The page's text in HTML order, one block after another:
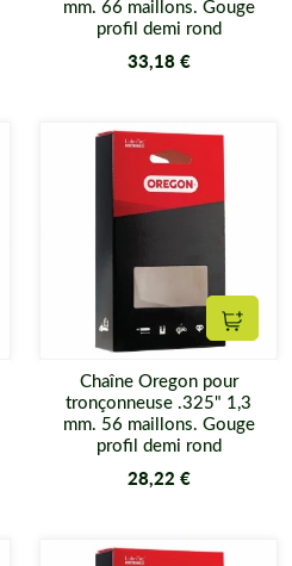
mm. 66 maillons. Gouge
profil demi rond
33,18 €
au panier
Chaîne Oregon pour
tronçonneuse .325" 1,3
mm. 56 maillons. Gouge
profil demi rond
28,22 €